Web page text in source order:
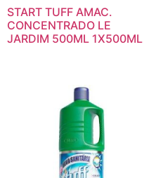
START TUFF AMAC.
CONCENTRADO LE
JARDIM 500ML 1X500ML